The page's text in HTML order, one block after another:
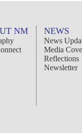
NM NEWS
News
Media
Reflections
Newsletter